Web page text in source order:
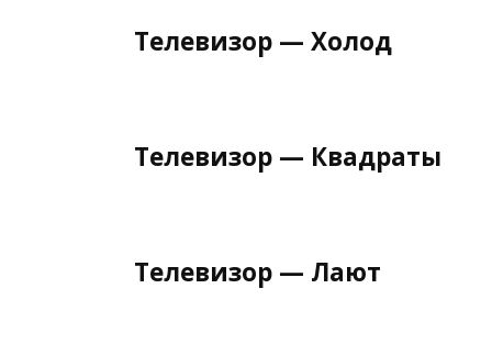
Телевизор — Холод
Телевизор — Квадраты
Телевизор — Лают